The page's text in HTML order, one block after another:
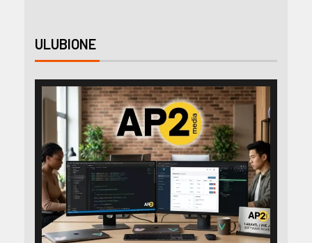
ULUBIONE